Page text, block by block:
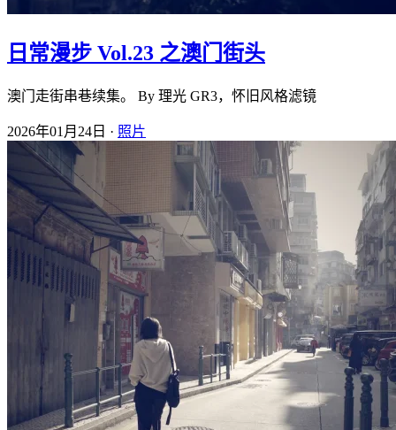
日常漫步 Vol.23 之澳门街头
澳门走街串巷续集。 By 理光 GR3，怀旧风格滤镜
2026年01月24日 · 照片